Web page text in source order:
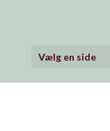
Vælg en side